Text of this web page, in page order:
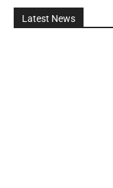
Latest News